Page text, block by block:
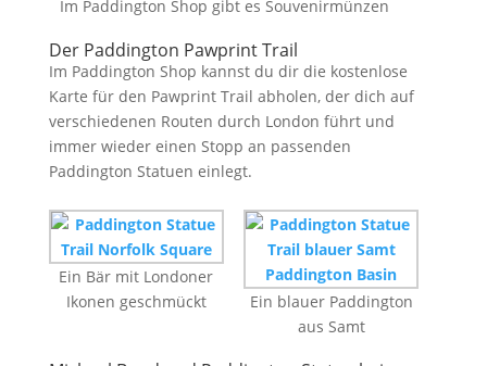
Im Paddington Shop gibt es Souvenirmünzen
Der Paddington Pawprint Trail
Im Paddington Shop kannst du dir die kostenlose
Karte für den Pawprint Trail abholen, der dich auf
verschiedenen Routen durch London führt und
immer wieder einen Stopp an passenden
Paddington Statuen einlegt.
Ein Bär mit Londoner
Ikonen geschmückt
Ein blauer Paddington
aus Samt